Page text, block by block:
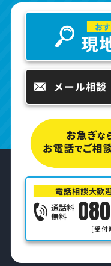
お
現
メール相談
電話相談大歓
通話料
無料
[受付